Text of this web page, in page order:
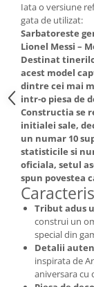
Iata o versiune
gata de utilizat:
Sarbatoreste
Lionel Messi –
Destinat
acest model
dintre cei mai
intr-o piesa de
Constructia se
initialei sale,
un numar 10
statisticile si
oficiala, setul
spun povestea
Tribut adus
construi un
special din
Detalii
inspirata de
aniversara cu